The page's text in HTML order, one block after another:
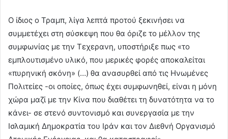
Ο ίδιος ο Τραμπ, λίγα λεπτά προτού ξεκινήσει να
συμμετέχει στη σύσκεψη που θα όριζε το μέλλον της
συμφωνίας με την Τεχερανη, υποστήριξε πως «το
εμπλουτισμένο υλικό, που μερικές φορές αποκαλείται
«πυρηνική σκόνη» (…) θα ανασυρθεί από τις Ηνωμένες
Πολιτείες -οι οποίες, όπως έχει συμφωνηθεί, είναι η μόνη
χώρα μαζί με την Κίνα που διαθέτει τη δυνατότητα να το
κάνει- σε στενό συντονισμό και συνεργασία με την
Ισλαμική Δημοκρατία του Ιράν και τον Διεθνή Οργανισμό